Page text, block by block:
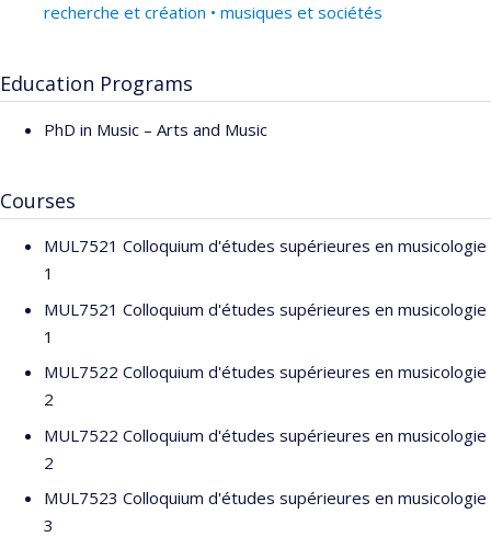
recherche et création • musiques et sociétés
Education Programs
PhD in Music – Arts and Music
Courses
MUL7521 Colloquium d'études supérieures en musicologie
1
MUL7521 Colloquium d'études supérieures en musicologie
1
MUL7522 Colloquium d'études supérieures en musicologie
2
MUL7522 Colloquium d'études supérieures en musicologie
2
MUL7523 Colloquium d'études supérieures en musicologie
3